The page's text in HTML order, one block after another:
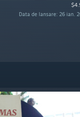
Data de lansare: 26 ian.